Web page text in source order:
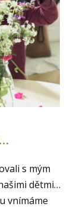
s mým
dětmi…
vnímáme